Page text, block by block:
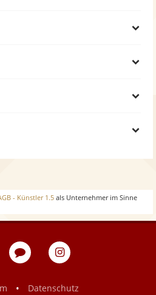
w
oh
- Künstler 1.5 als Unternehmer im Sinne
Blog
eventpeppers
• Datenschutz